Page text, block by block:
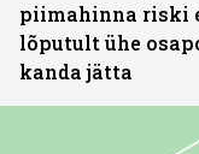
piimahinna riski
lõputult ühe
kanda jätta